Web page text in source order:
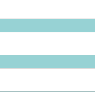
où les dés roulent
le donjon ? Pas de
un joueur souhaitant
pour